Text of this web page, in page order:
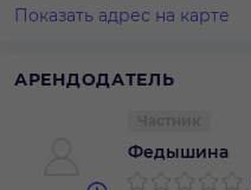
Показать адрес на карте
АРЕНДОДАТЕЛЬ
Федышина